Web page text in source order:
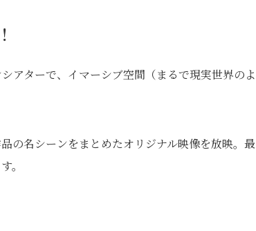
アターで、イマーシブ空間（まるで現実世界のよ
の名シーンをまとめたオリジナル映像を放映。最
。